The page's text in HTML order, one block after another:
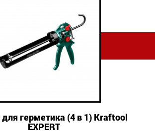
для герметика (4 в 1) Kraftool
EXPERT